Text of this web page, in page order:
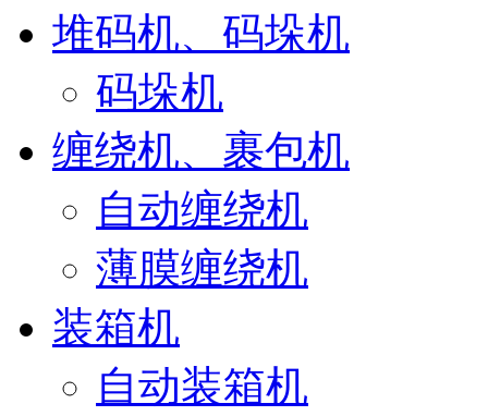
堆码机、码垛机
码垛机
缠绕机、裹包机
自动缠绕机
薄膜缠绕机
装箱机
自动装箱机